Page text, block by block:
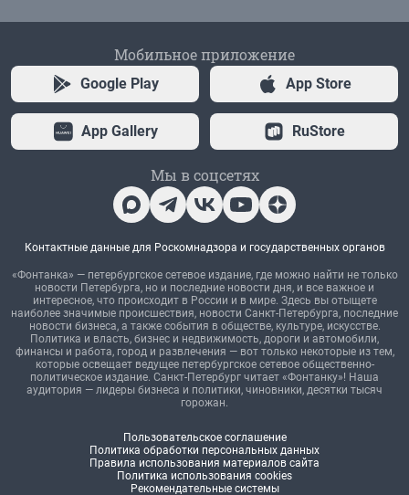
Мобильное приложение
Google Play App Store
App Gallery RuStore
Мы в соцсетях
Контактные данные для Роскомнадзора и государственных органов
«Фонтанка» — петербургское сетевое издание, где можно найти не только
новости Петербурга, но и последние новости дня, и все важное и
интересное, что происходит в России и в мире. Здесь вы отыщете
наиболее значимые происшествия, новости Санкт-Петербурга, последние
новости бизнеса, а также события в обществе, культуре, искусстве.
Политика и власть, бизнес и недвижимость, дороги и автомобили,
финансы и работа, город и развлечения — вот только некоторые из тем,
которые освещает ведущее петербургское сетевое общественно-
политическое издание. Санкт-Петербург читает «Фонтанку»! Наша
аудитория — лидеры бизнеса и политики, чиновники, десятки тысяч
горожан.
Пользовательское соглашение
Политика обработки персональных данных
Правила использования материалов сайта
Политика использования cookies
Рекомендательные системы